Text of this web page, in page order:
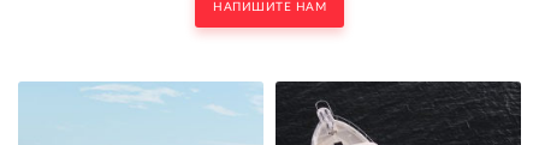
НАПИШИТЕ НАМ